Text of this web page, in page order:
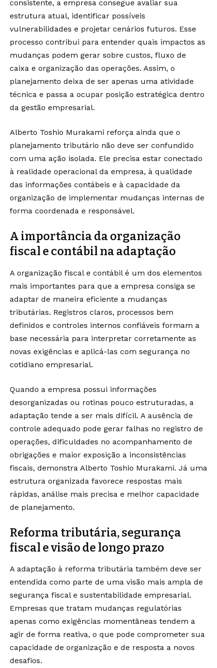
consistente, a empresa consegue avaliar sua
estrutura atual, identificar possíveis
vulnerabilidades e projetar cenários futuros. Esse
processo contribui para entender quais impactos as
mudanças podem gerar sobre custos, fluxo de
caixa e organização das operações. Assim, o
planejamento deixa de ser apenas uma atividade
técnica e passa a ocupar posição estratégica dentro
da gestão empresarial.
Alberto Toshio Murakami reforça ainda que o
planejamento tributário não deve ser confundido
com uma ação isolada. Ele precisa estar conectado
à realidade operacional da empresa, à qualidade
das informações contábeis e à capacidade da
organização de implementar mudanças internas de
forma coordenada e responsável.
A importância da organização
fiscal e contábil na adaptação
A organização fiscal e contábil é um dos elementos
mais importantes para que a empresa consiga se
adaptar de maneira eficiente a mudanças
tributárias. Registros claros, processos bem
definidos e controles internos confiáveis formam a
base necessária para interpretar corretamente as
novas exigências e aplicá-las com segurança no
cotidiano empresarial.
Quando a empresa possui informações
desorganizadas ou rotinas pouco estruturadas, a
adaptação tende a ser mais difícil. A ausência de
controle adequado pode gerar falhas no registro de
operações, dificuldades no acompanhamento de
obrigações e maior exposição a inconsistências
fiscais, demonstra Alberto Toshio Murakami. Já uma
estrutura organizada favorece respostas mais
rápidas, análise mais precisa e melhor capacidade
de planejamento.
Reforma tributária, segurança
fiscal e visão de longo prazo
A adaptação à reforma tributária também deve ser
entendida como parte de uma visão mais ampla de
segurança fiscal e sustentabilidade empresarial.
Empresas que tratam mudanças regulatórias
apenas como exigências momentâneas tendem a
agir de forma reativa, o que pode comprometer sua
capacidade de organização e de resposta a novos
desafios.